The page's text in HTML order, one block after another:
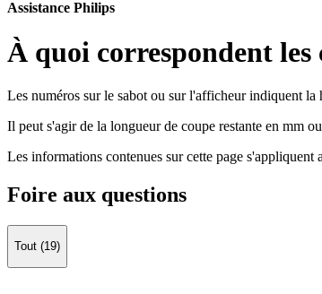
Assistance Philips
À quoi correspondent
Les numéros sur le sabot ou sur l'afficheur indiquent la
Il peut s'agir de la longueur de coupe restante en mm
Les informations contenues sur cette page s'appliquent
Foire aux questions
Tout (19)